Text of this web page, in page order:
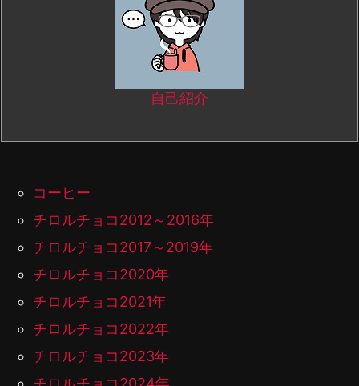
自己紹介
コーヒー
チロルチョコ2012～2016年
チロルチョコ2017～2019年
チロルチョコ2020年
チロルチョコ2021年
チロルチョコ2022年
チロルチョコ2023年